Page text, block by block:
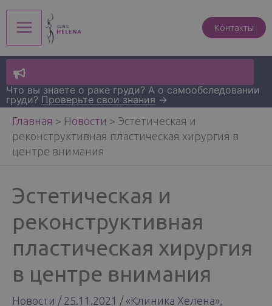
Перейти
содержимому
Main
Menu
Контакты
Что вы знаете о раке груди? А о самообследовании
груди? Проверьте свои знания →
Главная > Новости > Эстетическая и
реконструктивная пластическая хирургия в
центре внимания
Эстетическая и
реконструктивная
пластическая хирургия
в центре внимания
Новости / 25.11.2021 / «Kлиника Хелена»